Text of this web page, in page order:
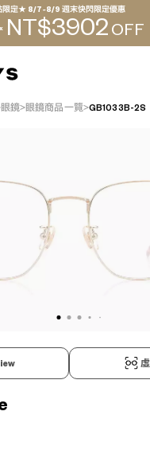
限定★ 8/7~8/9 週末快閃限定優惠
NT$3902 OFF
眼鏡 眼鏡商品一覽 GB1033B-2S